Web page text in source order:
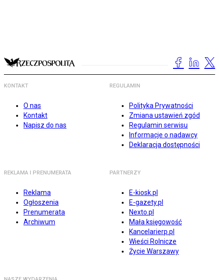
KONTAKT
O nas
Kontakt
Napisz do nas
REGULAMIN
Polityka Prywatności
Zmiana ustawień zgód
Regulamin serwisu
Informacje o nadawcy
Deklaracja dostępności
REKLAMA I PRENUMERATA
Reklama
Ogłoszenia
Prenumerata
Archiwum
PARTNERZY
E-kiosk.pl
E-gazety.pl
Nexto.pl
Mała księgowość
Kancelarierp.pl
Wieści Rolnicze
Życie Warszawy